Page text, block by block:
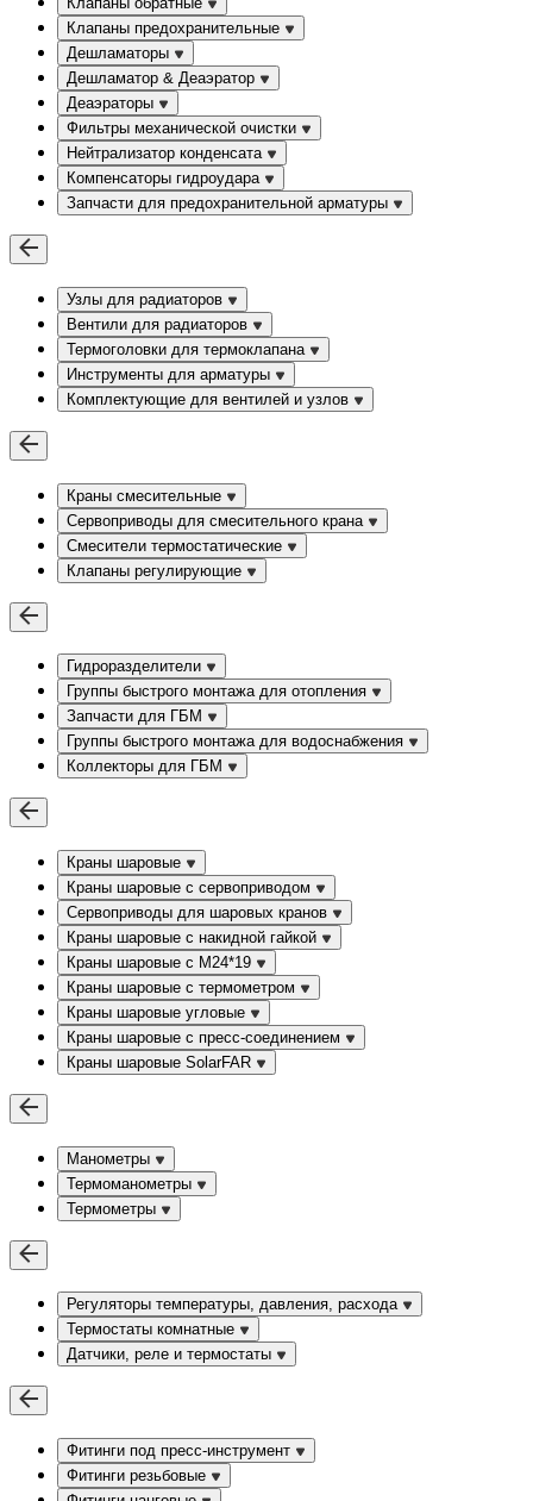
Клапаны предохранительные
Дешламаторы
Дешламатор & Деаэратор
Деаэраторы
Фильтры механической очистки
Нейтрализатор конденсата
Компенсаторы гидроудара
Запчасти для предохранительной арматуры
Узлы для радиаторов
Вентили для радиаторов
Термоголовки для термоклапана
Инструменты для арматуры
Комплектующие для вентилей и узлов
Краны смесительные
Сервоприводы для смесительного крана
Смесители термостатические
Клапаны регулирующие
Гидроразделители
Группы быстрого монтажа для отопления
Запчасти для ГБМ
Группы быстрого монтажа для водоснабжения
Коллекторы для ГБМ
Краны шаровые
Краны шаровые с сервоприводом
Сервоприводы для шаровых кранов
Краны шаровые с накидной гайкой
Краны шаровые с М24*19
Краны шаровые с термометром
Краны шаровые угловые
Краны шаровые c пресс-соединением
Краны шаровые SolarFAR
Манометры
Термоманометры
Термометры
Регуляторы температуры, давления, расхода
Термостаты комнатные
Датчики, реле и термостаты
Фитинги под пресс-инструмент
Фитинги резьбовые